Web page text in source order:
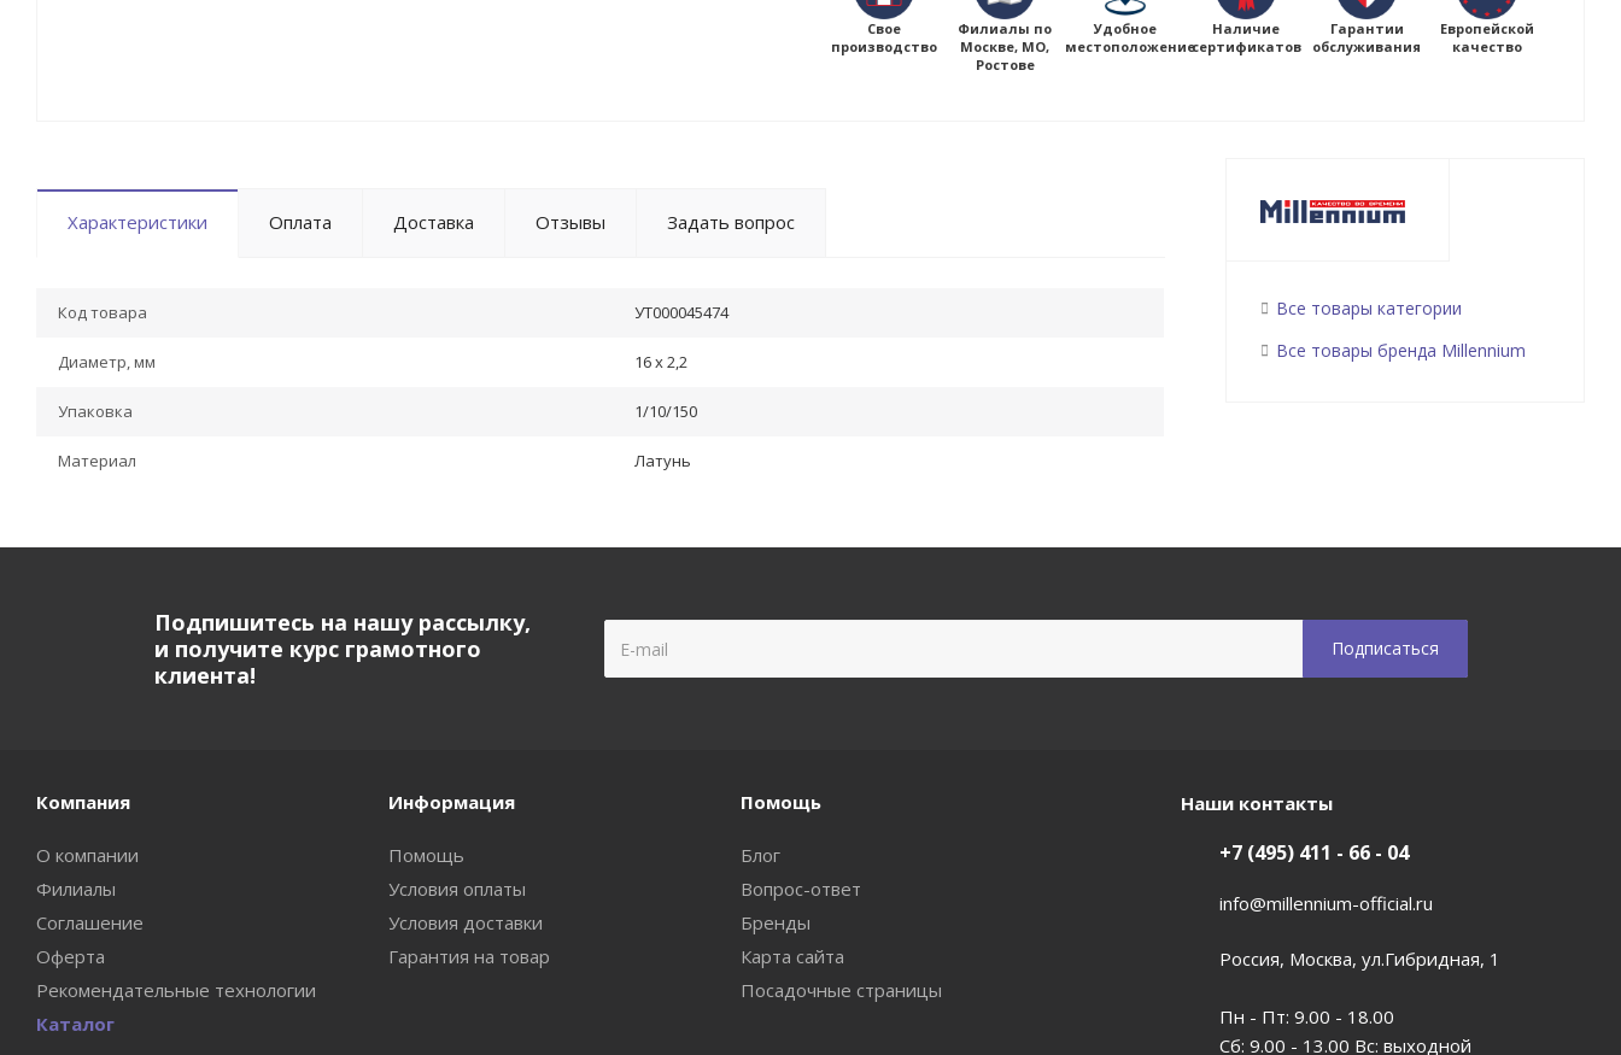
Свое
производство
Филиалы по
Москве, МО,
Ростове
Удобное
местоположение
Наличие
сертификатов
Гарантии
обслуживания
Европейской
качество
Характеристики Оплата Доставка Отзывы Задать вопрос
Код товара УТ000045474
Диаметр, мм 16 x 2,2
Упаковка 1/10/150
Материал Латунь
Все товары категории
Все товары бренда Millennium
Подпишитесь на нашу рассылку,
и получите курс грамотного
клиента!
Компания
О компании
Филиалы
Соглашение
Оферта
Рекомендательные технологии
Информация
Помощь
Условия оплаты
Условия доставки
Гарантия на товар
Помощь
Блог
Вопрос-ответ
Бренды
Карта сайта
Посадочные страницы
Каталог
Наши контакты
+7 (495) 411 - 66 - 04
info@millennium-official.ru
Россия, Москва, ул.Гибридная, 1
Пн - Пт: 9.00 - 18.00
Сб: 9.00 - 13.00 Вс: выходной